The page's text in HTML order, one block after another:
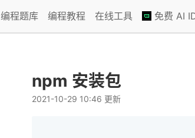
编程题库 编程教程 在线工具 免费 AI
npm 安装包
2021-10-29 10:46 更新